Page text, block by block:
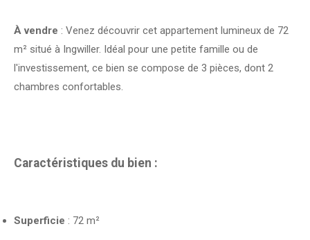
À vendre : Venez découvrir cet appartement lumineux de 72
m² situé à Ingwiller. Idéal pour une petite famille ou de
l'investissement, ce bien se compose de 3 pièces, dont 2
chambres confortables.
Caractéristiques du bien :
Superficie : 72 m²